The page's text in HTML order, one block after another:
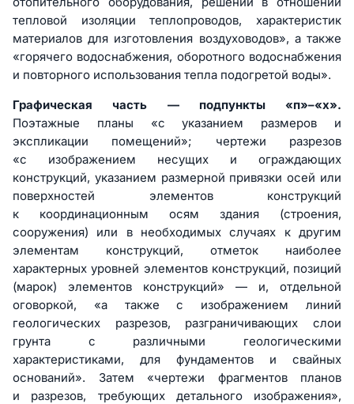
тепловой изоляции теплопроводов, характеристик
материалов для изготовления воздуховодов», а также
«горячего водоснабжения, оборотного водоснабжения
и повторного использования тепла подогретой воды».
Графическая часть — подпункты «п»–«х».
Поэтажные планы «с указанием размеров и
экспликации помещений»; чертежи разрезов
«с изображением несущих и ограждающих
конструкций, указанием размерной привязки осей или
поверхностей элементов конструкций
к координационным осям здания (строения,
сооружения) или в необходимых случаях к другим
элементам конструкций, отметок наиболее
характерных уровней элементов конструкций, позиций
(марок) элементов конструкций» — и, отдельной
оговоркой, «а также с изображением линий
геологических разрезов, разграничивающих слои
грунта с различными геологическими
характеристиками, для фундаментов и свайных
оснований». Затем «чертежи фрагментов планов
и разрезов, требующих детального изображения»,